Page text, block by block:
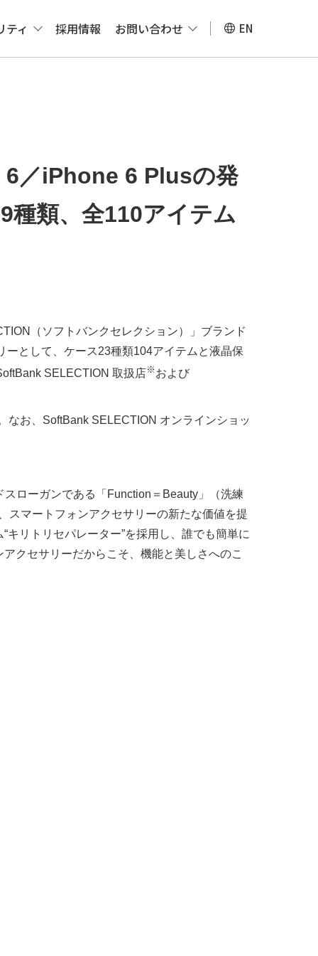
EN
ティ 採用情報 お問い合わせ
／iPhone 6 Plusの発
種類、全110アイテム
（ソフトバンクセレクション）」ブランド
として、ケース23種類104アイテムと液晶保
SELECTION 取扱店※ および
なお、SoftBank SELECTION オンラインショッ
ローガンである「Function＝Beauty」（洗練
スマートフォンアクセサリーの新たな価値を提
リトリセパレーター”を採用し、誰でも簡単に
クセサリーだからこそ、機能と美しさへのこ